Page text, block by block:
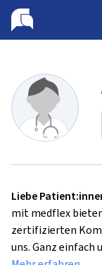
Liebe
mit medflex
zertifizierten
uns. Ganz einfach